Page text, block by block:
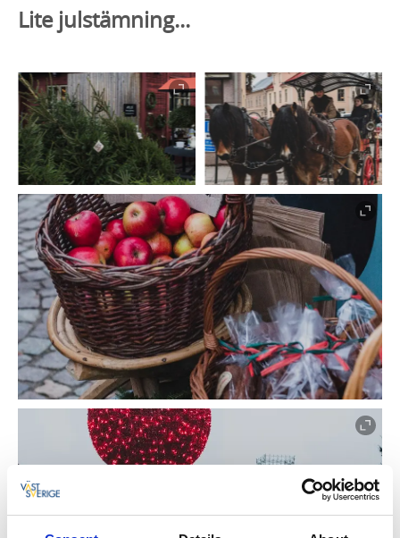
Lite julstämning...